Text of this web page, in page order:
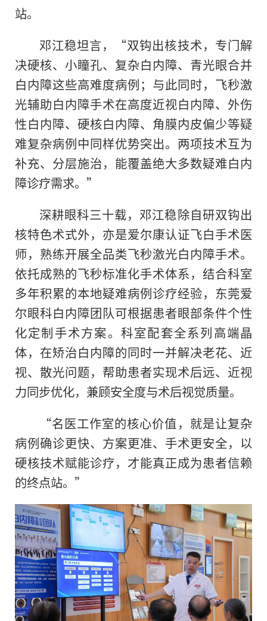
站。
邓江稳坦言，“双钩出核技术，专门解
决硬核、小瞳孔、复杂白内障、青光眼合并
白内障这些高难度病例；与此同时，飞秒激
光辅助白内障手术在高度近视白内障、外伤
性白内障、硬核白内障、角膜内皮偏少等疑
难复杂病例中同样优势突出。两项技术互为
补充、分层施治，能覆盖绝大多数疑难白内
障诊疗需求。”
深耕眼科三十载，邓江稳除自研双钩出
核特色术式外，亦是爱尔康认证飞白手术医
师，熟练开展全品类飞秒激光白内障手术。
依托成熟的飞秒标准化手术体系，结合科室
多年积累的本地疑难病例诊疗经验，东莞爱
尔眼科白内障团队可根据患者眼部条件个性
化定制手术方案。科室配套全系列高端晶
体，在矫治白内障的同时一并解决老花、近
视、散光问题，帮助患者实现术后远、近视
力同步优化，兼顾安全度与术后视觉质量。
“名医工作室的核心价值，就是让复杂
病例确诊更快、方案更准、手术更安全，以
硬核技术赋能诊疗，才能真正成为患者信赖
的终点站。”